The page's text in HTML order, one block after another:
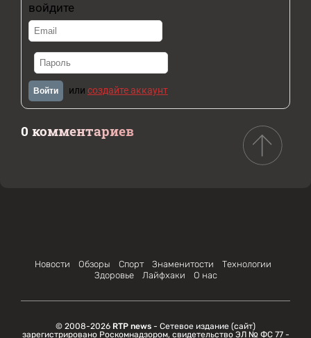
войдите
Войти или создайте аккаунт
0 комментариев
Новости Обзоры Спорт Знаменитости
Технологии
Здоровье
Лайфхаки О нас
© 2008-2026 RTP news - Сетевое издание (сайт)
зарегистрировано Роскомнадзором, свидетельство ЭЛ № ФС 77 -